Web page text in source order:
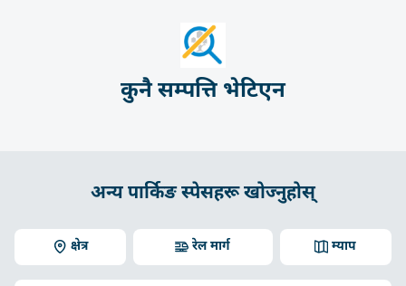
कुनै सम्पत्ति भेटिएन
अन्य पार्किङ स्पेसहरू खोज्नुहोस्
क्षेत्र म्याप
रेल मार्ग